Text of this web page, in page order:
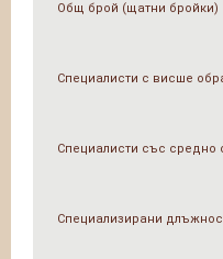
Общ брой (щатни бройки)
Специалисти с висше
Специалисти със средно
Специализирани